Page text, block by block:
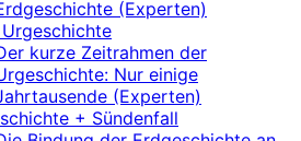
(Experten)
Urgeschichte
kurze Zeitrahmen der
Nur einige
(Experten)
+ Sündenfall